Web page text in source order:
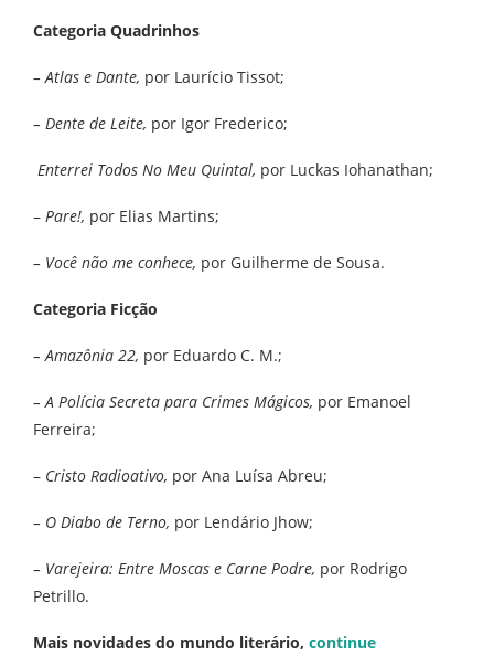
Categoria Quadrinhos
– Atlas e Dante, por Laurício Tissot;
– Dente de Leite, por Igor Frederico;
Enterrei Todos No Meu Quintal, por Luckas Iohanathan;
– Pare!, por Elias Martins;
– Você não me conhece, por Guilherme de Sousa.
Categoria Ficção
– Amazônia 22, por Eduardo C. M.;
– A Polícia Secreta para Crimes Mágicos, por Emanoel
Ferreira;
– Cristo Radioativo, por Ana Luísa Abreu;
– O Diabo de Terno, por Lendário Jhow;
– Varejeira: Entre Moscas e Carne Podre, por Rodrigo
Petrillo.
Mais novidades do mundo literário, continue